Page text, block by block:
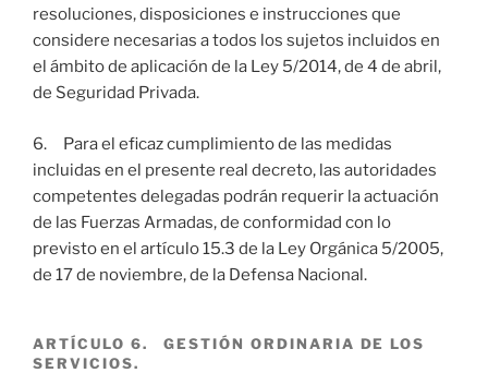
resoluciones, disposiciones e instrucciones que
considere necesarias a todos los sujetos incluidos en
el ámbito de aplicación de la Ley 5/2014, de 4 de abril,
de Seguridad Privada.
6. Para el eficaz cumplimiento de las medidas
incluidas en el presente real decreto, las autoridades
competentes delegadas podrán requerir la actuación
de las Fuerzas Armadas, de conformidad con lo
previsto en el artículo 15.3 de la Ley Orgánica 5/2005,
de 17 de noviembre, de la Defensa Nacional.
ARTÍCULO 6. GESTIÓN ORDINARIA DE LOS
SERVICIOS.